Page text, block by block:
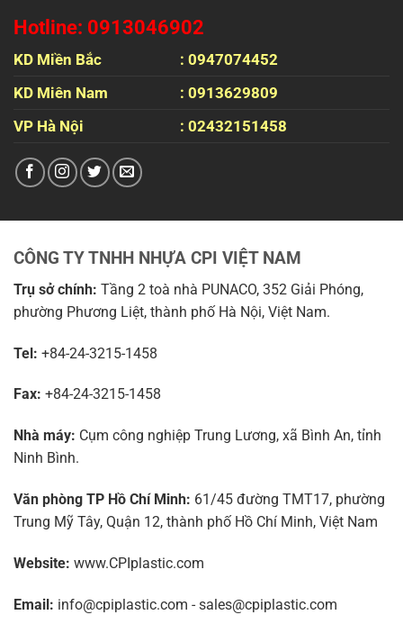
Hotline: 0913046902
KD Miền Bắc
: 0947074452
KD Miên Nam
: 0913629809
VP Hà Nội
: 02432151458
CÔNG TY TNHH NHỰA CPI VIỆT NAM
Trụ sở chính: Tầng 2 toà nhà PUNACO, 352 Giải Phóng,
phường Phương Liệt, thành phố Hà Nội, Việt Nam.
Tel: +84-24-3215-1458
Fax: +84-24-3215-1458
Nhà máy: Cụm công nghiệp Trung Lương, xã Bình An, tỉnh
Ninh Bình.
Văn phòng TP Hồ Chí Minh: 61/45 đường TMT17, phường
Trung Mỹ Tây, Quận 12, thành phố Hồ Chí Minh, Việt Nam
Website: www.CPIplastic.com
Email: info@cpiplastic.com - sales@cpiplastic.com